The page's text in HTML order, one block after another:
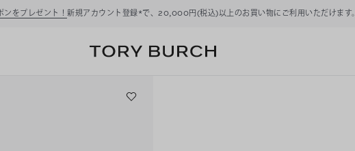
をプレゼント！ 新規アカウント登録*で、20,000円(税込)以上のお買い物にご利用いただけます。